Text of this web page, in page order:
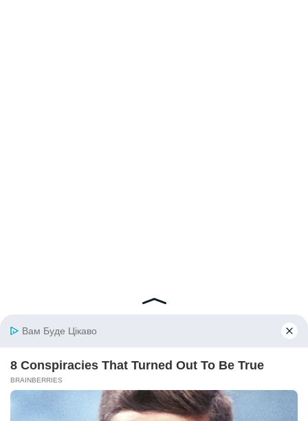
© 2026 iBilingua
Політика конфіденційності та умови користування